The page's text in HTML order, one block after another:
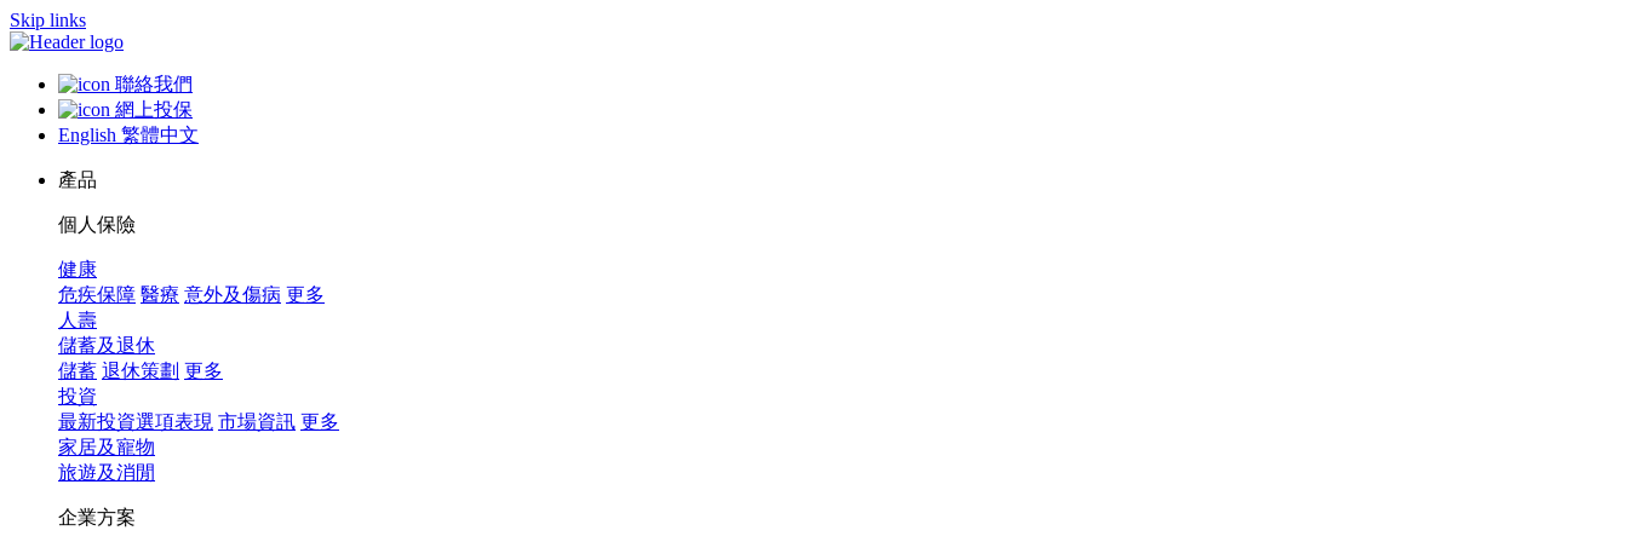
Skip links
聯絡我們
網上投保
English 繁體中文
產品
個人保險
健康
危疾保障 醫療 意外及傷病 更多
人壽
儲蓄及退休
儲蓄 退休策劃 更多
投資
最新投資選項表現 市場資訊 更多
家居及寵物
旅遊及消閒
企業方案